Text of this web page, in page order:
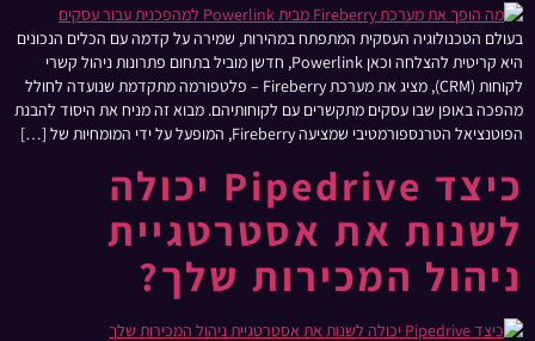
בעולם הטכנולוגיה העסקית המתפתח במהירות, שמירה על קדמה עם הכלים הנכונים
היא קריטית להצלחה וכאן Powerlink, חדשן מוביל בתחום פתרונות ניהול קשרי
לקוחות (CRM), מציג את מערכת Fireberry – פלטפורמה מתקדמת שנועדה לחולל
מהפכה באופן שבו עסקים מתקשרים עם לקוחותיהם. מבוא זה מניח את היסוד להבנת
הפוטנציאל הטרנספורמטיבי שמציעה Fireberry, המופעל על ידי המומחיות של […]
כיצד Pipedrive יכולה
לשנות את אסטרטגיית
ניהול המכירות שלך?